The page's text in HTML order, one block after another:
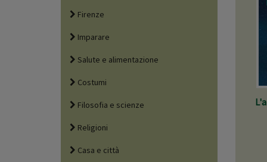
Firenze
Imparare
Salute e alimentazione
Costumi
Filosofia e scienze
Religioni
Casa e città